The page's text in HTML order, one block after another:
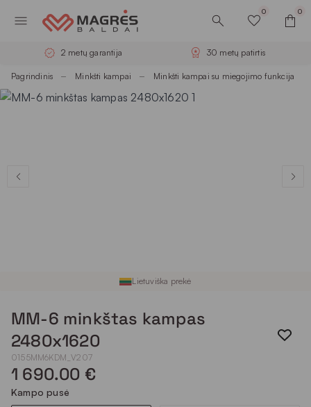
0 0
2 metų garantija 30 metų patirtis
Pagrindinis Minkšti kampai Minkšti kampai su miegojimo funkcija
Lietuviška prekė
MM-6 minkštas kampas
2480x1620
0155MM6KDM_V207
1 690.00 €
Kampo pusė